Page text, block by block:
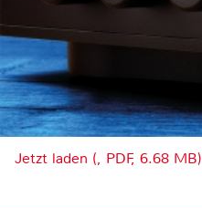
Jetzt laden (, PDF, 6.68 MB)